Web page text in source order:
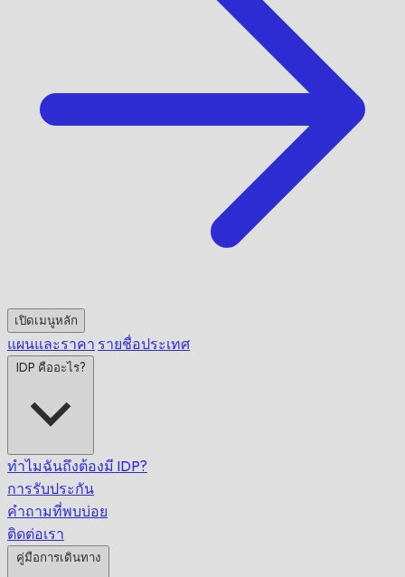
เปิดเมนูหลัก
แผนและราคา รายชื่อประเทศ
IDP คืออะไร?
ทำไมฉันถึงต้องมี IDP?
การรับประกัน
คำถามที่พบบ่อย
ติดต่อเรา
คู่มือการเดินทาง